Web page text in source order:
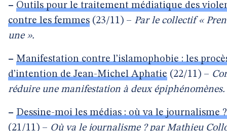
– Outils pour le traitement médiatique des
contre les femmes (23/11) – Par le collectif «
une ».
– Manifestation contre l’islamophobie : les
d’intention de Jean-Michel Aphatie (22/11) –
réduire une manifestation à deux épiphénomènes.
– Dessine-moi les médias : où va le journalisme ?
(21/11) – Où va le journalisme ? par Mathieu